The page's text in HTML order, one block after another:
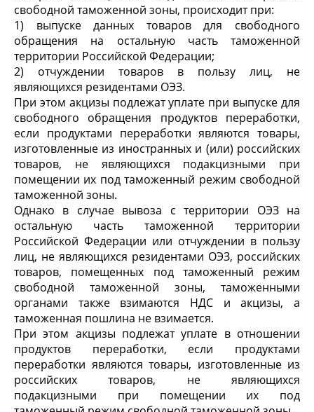
свободной таможенной зоны, происходит при:
1) выпуске данных товаров для свободного
обращения на остальную часть таможенной
территории Российской Федерации;
2) отчуждении товаров в пользу лиц, не
являющихся резидентами ОЭЗ.
При этом акцизы подлежат уплате при выпуске для
свободного обращения продуктов переработки,
если продуктами переработки являются товары,
изготовленные из иностранных и (или) российских
товаров, не являющихся подакцизными при
помещении их под таможенный режим свободной
таможенной зоны.
Однако в случае вывоза с территории ОЭЗ на
остальную часть таможенной территории
Российской Федерации или отчуждении в пользу
лиц, не являющихся резидентами ОЭЗ, российских
товаров, помещенных под таможенный режим
свободной таможенной зоны, таможенными
органами также взимаются НДС и акцизы, а
таможенная пошлина не взимается.
При этом акцизы подлежат уплате в отношении
продуктов переработки, если продуктами
переработки являются товары, изготовленные из
российских товаров, не являющихся
подакцизными при помещении их под